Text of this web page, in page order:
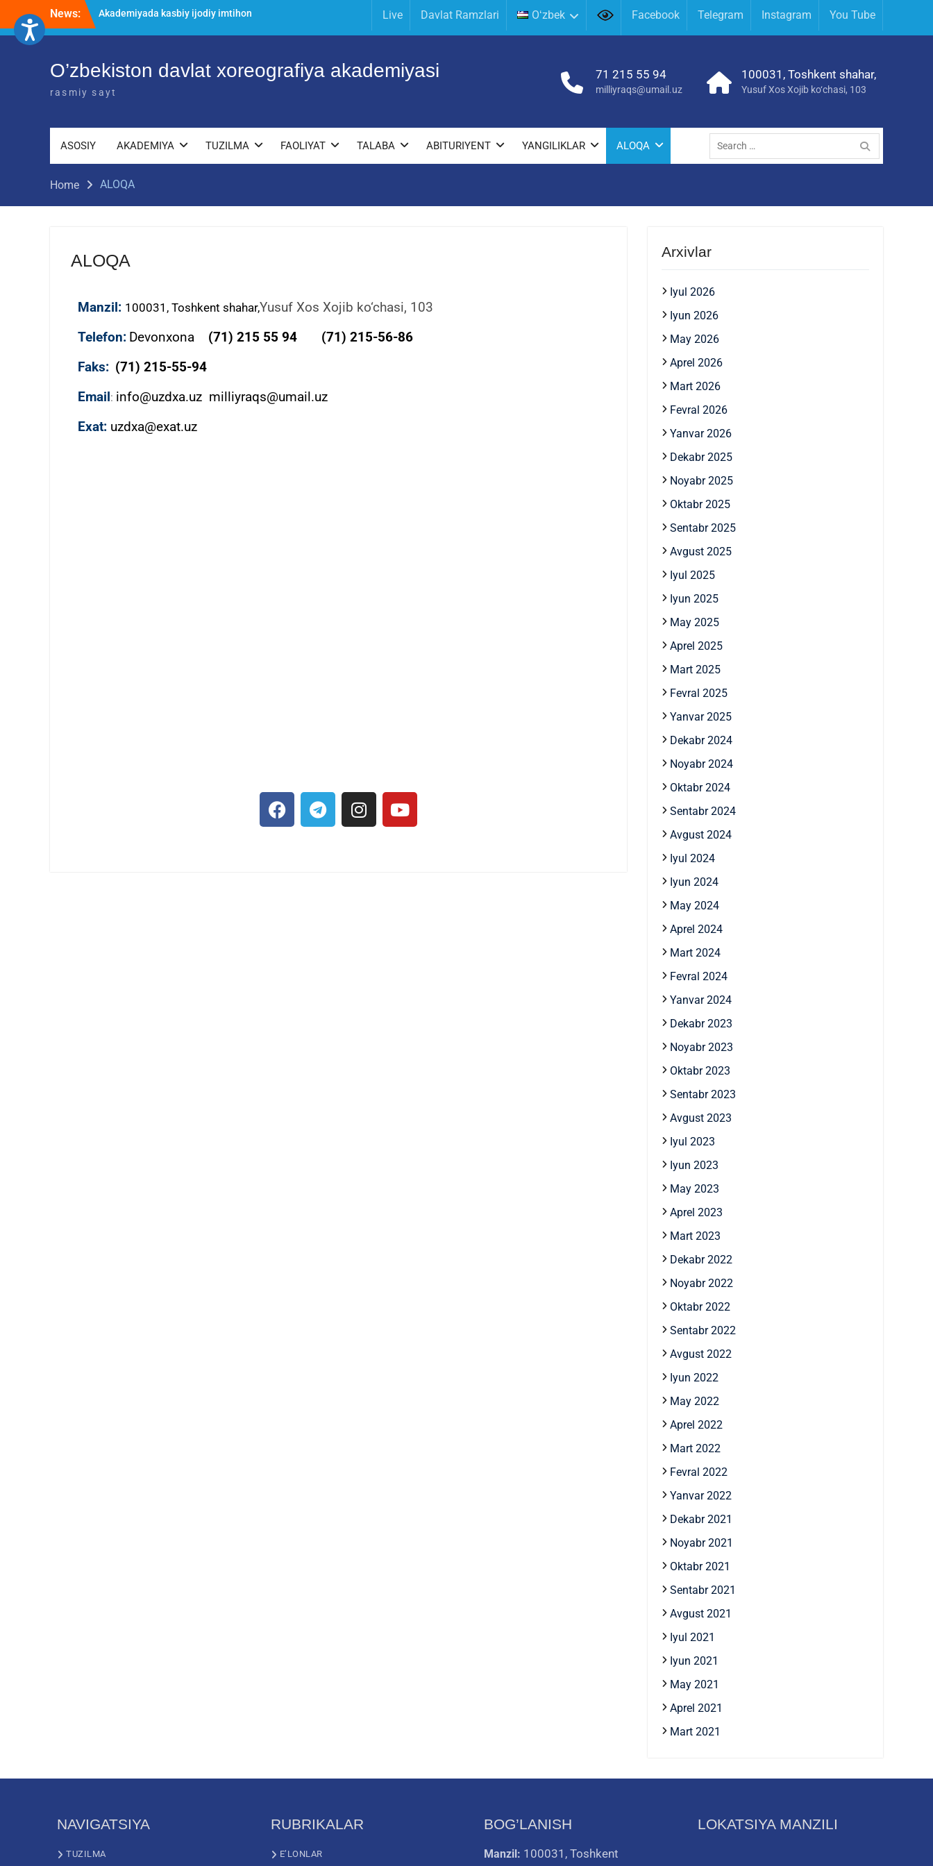
News:
O’ZBEKISTON DAVLAT XOREOGRAFIYA
Live Davlat Ramzlari Oʻzbek Facebook Telegram Instagram You Tube
O’zbekiston davlat xoreografiya akademiyasi
rasmiy sayt
71 215 55 94
milliyraqs@umail.uz
100031, Toshkent shahar,
Yusuf Xos Xojib ko‘chasi, 103
ASOSIY AKADEMIYA TUZILMA FAOLIYAT TALABA ABITURIYENT YANGILIKLAR ALOQA
Home ALOQA
ALOQA
Manzil: 100031, Toshkent shahar,Yusuf Xos Xojib ko‘chasi, 103
Telefon: Devonxona (71) 215 55 94
(71) 215-56-86
Faks: (71) 215-55-94
Email : info@uzdxa.uz milliyraqs@umail.uz
Exat: uzdxa@exat.uz
Arxivlar
Iyul 2026
Iyun 2026
May 2026
Aprel 2026
Mart 2026
Fevral 2026
Yanvar 2026
Dekabr 2025
Noyabr 2025
Oktabr 2025
Sentabr 2025
Avgust 2025
Iyul 2025
Iyun 2025
May 2025
Aprel 2025
Mart 2025
Fevral 2025
Yanvar 2025
Dekabr 2024
Noyabr 2024
Oktabr 2024
Sentabr 2024
Avgust 2024
Iyul 2024
Iyun 2024
May 2024
Aprel 2024
Mart 2024
Fevral 2024
Yanvar 2024
Dekabr 2023
Noyabr 2023
Oktabr 2023
Sentabr 2023
Avgust 2023
Iyul 2023
Iyun 2023
May 2023
Aprel 2023
Mart 2023
Dekabr 2022
Noyabr 2022
Oktabr 2022
Sentabr 2022
Avgust 2022
Iyun 2022
May 2022
Aprel 2022
Mart 2022
Fevral 2022
Yanvar 2022
Dekabr 2021
Noyabr 2021
Oktabr 2021
Sentabr 2021
Avgust 2021
Iyul 2021
Iyun 2021
May 2021
Aprel 2021
Mart 2021
NAVIGATSIYA
TUZILMA
RUBRIKALAR
E’LONLAR
BOG’LANISH
Manzil: 100031, Toshkent
LOKATSIYA MANZILI